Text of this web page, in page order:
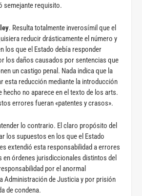
semejante requisito.
. Resulta totalmente inverosímil que el
reducir drásticamente el número y
los que el Estado debía responder
los daños causados por sentencias que
un castigo penal. Nada indica que la
esta reducción mediante la introducción
hecho no aparece en el texto de los arts.
errores fueran «patentes y crasos».
lo contrario. El claro propósito del
los supuestos en los que el Estado
extendió esta responsabilidad a errores
en órdenes jurisdiccionales distintos del
por el anormal
Administración de Justicia y por prisión
de condena.